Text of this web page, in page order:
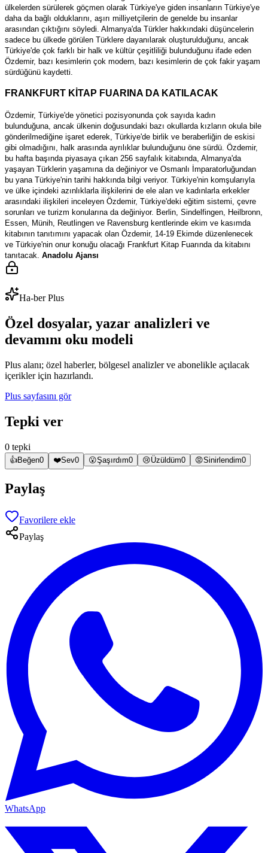
ülkelerden sürülerek göçmen olarak Türkiye'ye giden insanların Türkiye'ye
daha da bağlı olduklarını, aşırı milliyetçilerin de genelde bu insanlar
arasından çıktığını söyledi. Almanya'da Türkler hakkındaki düşüncelerin
sadece bu ülkede görülen Türklere dayanılarak oluşturulduğunu, ancak
Türkiye'de çok farklı bir halk ve kültür çeşitliliği bulunduğunu ifade eden
Özdemir, bazı kesimlerin çok modern, bazı kesimlerin de çok fakir yaşam
sürdüğünü kaydetti.
FRANKFURT KİTAP FUARINA DA KATILACAK
Özdemir, Türkiye'de yönetici pozisyonunda çok sayıda kadın
bulunduğuna, ancak ülkenin doğusundaki bazı okullarda kızların okula bile
gönderilmediğine işaret ederek, Türkiye'de birlik ve beraberliğin de eskisi
gibi olmadığını, halk arasında ayrılıklar bulunduğunu öne sürdü. Özdemir,
bu hafta başında piyasaya çıkan 256 sayfalık kitabında, Almanya'da
yaşayan Türklerin yaşamına da değiniyor ve Osmanlı İmparatorluğundan
bu yana Türkiye'nin tarihi hakkında bilgi veriyor. Türkiye'nin komşularıyla
ve ülke içindeki azınlıklarla ilişkilerini de ele alan ve kadınlarla erkekler
arasındaki ilişkileri inceleyen Özdemir, Türkiye'deki eğitim sistemi, çevre
sorunları ve turizm konularına da değiniyor. Berlin, Sindelfingen, Heilbronn,
Essen, Münih, Reutlingen ve Ravensburg kentlerinde ekim ve kasımda
kitabının tanıtımını yapacak olan Özdemir, 14-19 Ekimde düzenlenecek
ve Türkiye'nin onur konuğu olacağı Frankfurt Kitap Fuarında da kitabını
tanıtacak. Anadolu Ajansı
Ha-ber Plus
Özel dosyalar, yazar analizleri ve
devamını oku modeli
Plus alanı; özel haberler, bölgesel analizler ve abonelikle açılacak
içerikler için hazırlandı.
Plus sayfasını gör
Tepki ver
0 tepki
👍Beğen0 ❤️Sev0 😮Şaşırdım0 😢Üzüldüm0 😡Sinirlendim0
Paylaş
Favorilere ekle
Paylaş
WhatsApp